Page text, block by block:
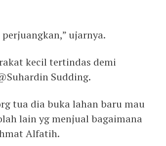
ujarnya.
kecil tertindas demi
Sudding.
tua dia buka lahan baru mau
lain yg menjual bagaimana
Alfatih.